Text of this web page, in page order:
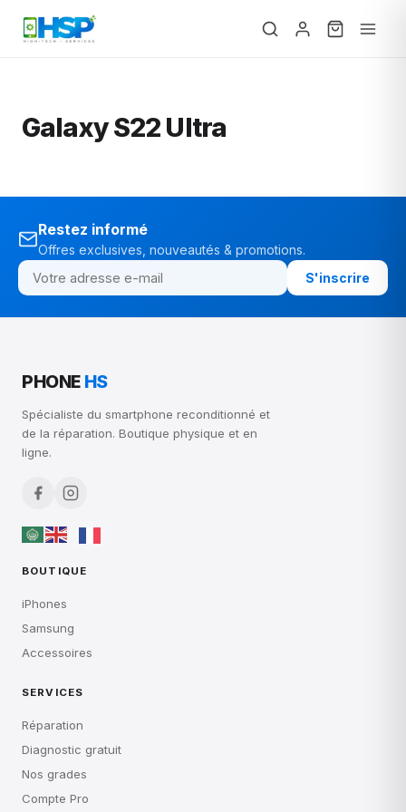
Galaxy S22 Ultra
Restez informé
Offres exclusives, nouveautés & promotions.
S'inscrire
PHONE HS
Spécialiste du smartphone reconditionné et
de la réparation. Boutique physique et en
ligne.
BOUTIQUE
iPhones
Samsung
Accessoires
SERVICES
Réparation
Diagnostic gratuit
Nos grades
Compte Pro